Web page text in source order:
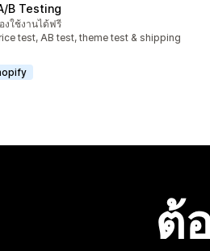
B Testing
งใช้งานได้ฟรี
test, AB test, theme test & shipping
ต้